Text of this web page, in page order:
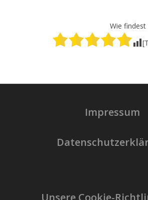
Wie findest
Impressum
Unsere Cookie-